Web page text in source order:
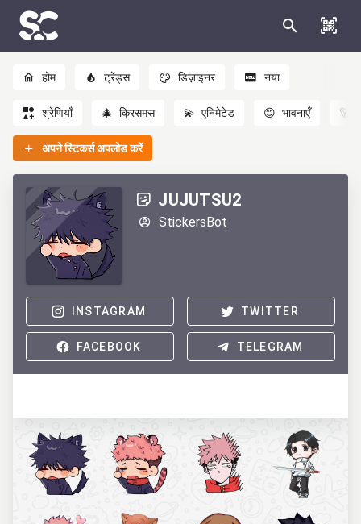
होम ट्रेंड्स डिज़ाइनर नया
श्रेणियाँ 🎄 क्रिसमस 💫 एनिमेटेड 😊 भावनाएँ 🐻
अपने स्टिकर्स अपलोड करें
JUJUTSU2
StickersBot
INSTAGRAM TWITTER
FACEBOOK TELEGRAM